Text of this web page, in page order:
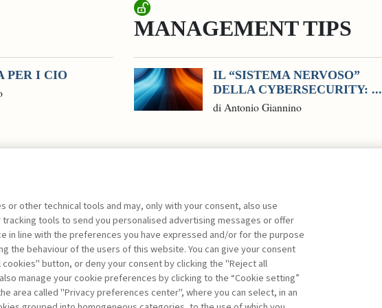
PER I CIO
MANAGEMENT TIPS
IL “SISTEMA NERVOSO”
DELLA CYBERSECURITY: ...
di Antonio Giannino
esclusivamente agli abbonati Premium
Contatti FacebookTwitterLinkedin
or other technical tools and may, only with your consent, also use
tools to send you personalised advertising messages or offer
in line with the preferences you have expressed and/or for the purpose
the behaviour of the users of this website. You can give your consent
button, or deny your consent by clicking the "Reject all
manage your cookie preferences by clicking to the “Cookie setting”
area called "Privacy preferences center", where you can select, in an